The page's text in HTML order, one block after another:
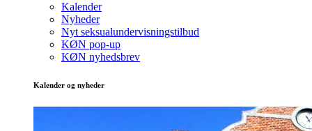
Kalender
Nyheder
Nyt seksualundervisningstilbud
KØN pop-up
KØN nyhedsbrev
Kalender og nyheder